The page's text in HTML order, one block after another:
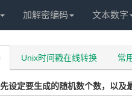
加解密编码 文本数字
Unix时间戳在线转换 常
设定要生成的随机数个数，以及